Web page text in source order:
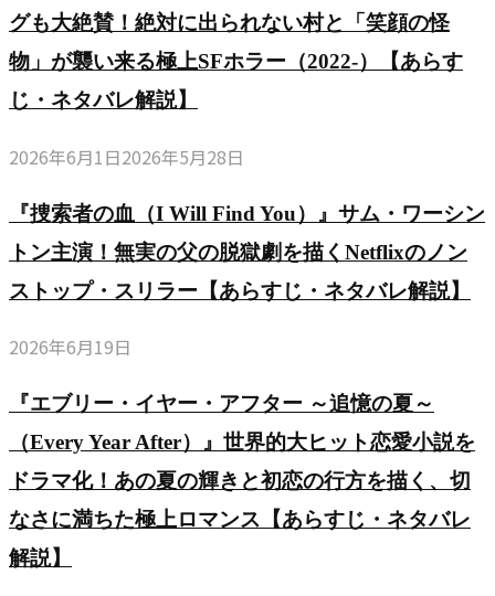
バ
レ
解
｜
理
想
の
家
像
に
隠
さ
れ
た
泥
ペ
ラ
【あ
ら
ネ
タ
解
ら
す
じ・
タ
レ
解
説】
（2001-
2005）
【あ
す
じ・
完
全
解
説】
世
界
の
戦
い
ら
す
じ・
タ
レ
解
説】
グも大絶賛！絶対に出られない村と「笑顔の怪
物」が襲い来る極上SFホラー（2022-）【あらす
じ・ネタバレ解説】
2026年6月1日2026年5月28日
『捜索者の血（I Will Find You）』サム・ワーシン
トン主演！無実の父の脱獄劇を描くNetflixのノン
ストップ・スリラー【あらすじ・ネタバレ解説】
2026年6月19日
『エブリー・イヤー・アフター ～追憶の夏～
（Every Year After）』世界的大ヒット恋愛小説を
ドラマ化！あの夏の輝きと初恋の行方を描く、切
なさに満ちた極上ロマンス【あらすじ・ネタバレ
解説】